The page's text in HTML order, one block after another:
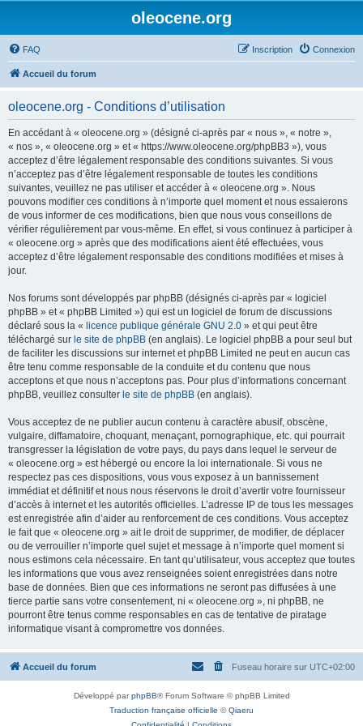
oleocene.org
FAQ Connexion
Inscription
Accueil du forum
oleocene.org - Conditions d’utilisation
En accédant à « oleocene.org » (désigné ci-après par « nous », « notre »,
« nos », « oleocene.org » et « https://www.oleocene.org/phpBB3 »), vous
acceptez d’être légalement responsable des conditions suivantes. Si vous
n’acceptez pas d’être légalement responsable de toutes les conditions
suivantes, veuillez ne pas utiliser et accéder à « oleocene.org ». Nous
pouvons modifier ces conditions à n’importe quel moment et nous essaierons
de vous informer de ces modifications, bien que nous vous conseillons de
vérifier régulièrement par vous-même. En effet, si vous continuez à participer à
« oleocene.org » après que des modifications aient été effectuées, vous
acceptez d’être légalement responsable des conditions modifiées et mises à
jour.
Nos forums sont développés par phpBB (désignés ci-après par « logiciel
phpBB » et « phpBB Limited ») qui est un logiciel de forum de discussions
déclaré sous la « licence publique générale GNU 2.0 » et qui peut être
téléchargé sur le site de phpBB (en anglais). Le logiciel phpBB a pour seul but
de faciliter les discussions sur internet et phpBB Limited ne peut en aucun cas
être tenu comme responsable de la conduite et du contenu que nous
acceptons et que nous n’acceptons pas. Pour plus d’informations concernant
phpBB, veuillez consulter le site de phpBB (en anglais).
Vous acceptez de ne publier aucun contenu à caractère abusif, obscène,
vulgaire, diffamatoire, choquant, menaçant, pornographique, etc. qui pourrait
transgresser la législation de votre pays, du pays dans lequel le serveur de
« oleocene.org » est hébergé ou encore la loi internationale. Si vous ne
respectez pas ces dispositions, vous vous exposez à un bannissement
immédiat et définitif et nous nous réservons le droit d’avertir votre fournisseur
d’accès à internet et les autorités officielles. L’adresse IP de tous les messages
est enregistrée afin d’aider au renforcement de ces conditions. Vous acceptez
le fait que « oleocene.org » ait le droit de supprimer, de modifier, de déplacer
ou de verrouiller n’importe quel sujet et message à n’importe quel moment si
nous estimons cela nécessaire. En tant qu’utilisateur, vous acceptez que toutes
les informations que vous avez renseignées soient enregistrées dans notre
base de données. Bien que ces informations ne seront pas diffusées à une
tierce partie sans votre consentement, ni « oleocene.org », ni phpBB, ne
pourront être tenus comme responsables en cas de tentative de piratage
informatique visant à compromettre vos données.
Accueil du forum Fuseau horaire sur UTC+02:00
Développé parphpBB® Forum Software © phpBB Limited
Traduction française officielle ©Qiaeru